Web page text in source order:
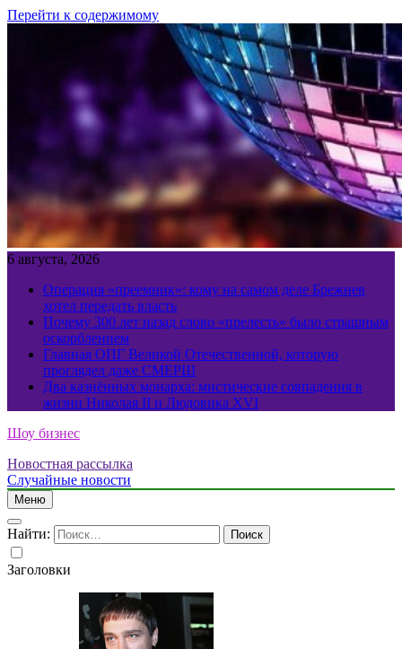
Перейти к содержимому
6 августа, 2026
Операция «преемник»: кому на самом деле Брежнев
хотел передать власть
Почему 300 лет назад слово «прелесть» было страшным
оскорблением
Главная ОПГ Великой Отечественной, которую
проглядел даже СМЕРШ
Два казнённых монарха: мистические совпадения в
жизни Николая II и Людовика XVI
Шоу бизнес
Новостная рассылка
Случайные новости
Меню
Найти:
Заголовки